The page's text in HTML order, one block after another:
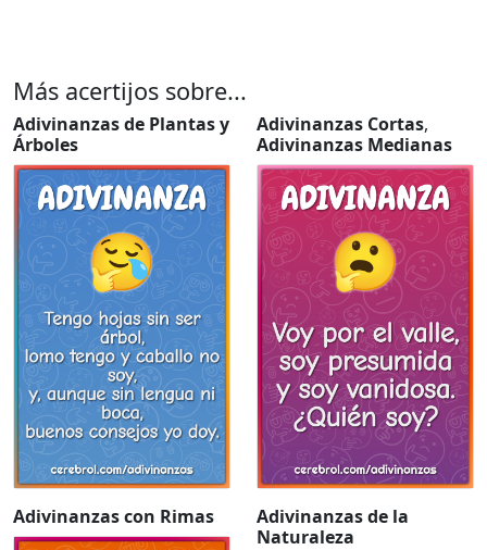
Más acertijos sobre...
Adivinanzas de Plantas y
Árboles
Adivinanzas Cortas,
Adivinanzas Medianas
Adivinanzas con Rimas
Adivinanzas de la
Naturaleza